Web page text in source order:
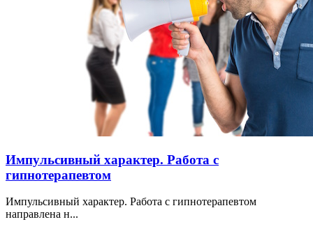
Импульсивный характер. Работа с
гипнотерапевтом
Импульсивный характер. Работа с гипнотерапевтом
направлена н...